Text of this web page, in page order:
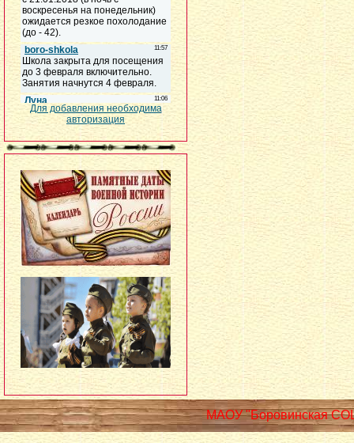
Для добавления необходима
авторизация
МАОУ "Боровинская